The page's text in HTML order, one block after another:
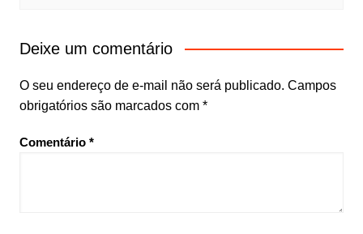
Deixe um comentário
O seu endereço de e-mail não será publicado. Campos
obrigatórios são marcados com *
Comentário *